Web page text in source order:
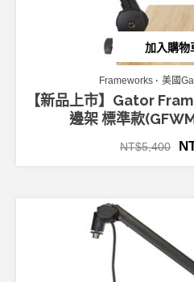
加入購物
Frameworks 美國
【新品上市】Gator
邊架 標準款
NT$5,400